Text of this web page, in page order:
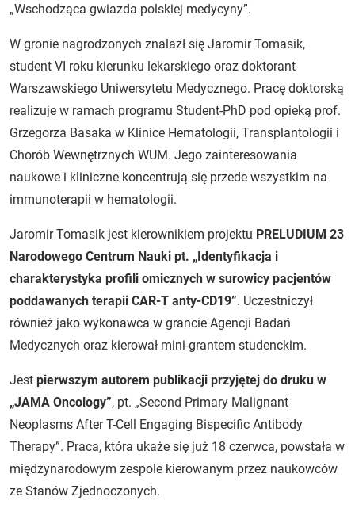
„Wschodząca gwiazda polskiej medycyny”.
W gronie nagrodzonych znalazł się Jaromir Tomasik,
student VI roku kierunku lekarskiego oraz doktorant
Warszawskiego Uniwersytetu Medycznego. Pracę doktorską
realizuje w ramach programu Student-PhD pod opieką prof.
Grzegorza Basaka w Klinice Hematologii, Transplantologii i
Chorób Wewnętrznych WUM. Jego zainteresowania
naukowe i kliniczne koncentrują się przede wszystkim na
immunoterapii w hematologii.
Jaromir Tomasik jest kierownikiem projektu PRELUDIUM 23
Narodowego Centrum Nauki pt. „Identyfikacja i
charakterystyka profili omicznych w surowicy pacjentów
poddawanych terapii CAR-T anty-CD19”. Uczestniczył
również jako wykonawca w grancie Agencji Badań
Medycznych oraz kierował mini-grantem studenckim.
Jest pierwszym autorem publikacji przyjętej do druku w
„JAMA Oncology”, pt. „Second Primary Malignant
Neoplasms After T-Cell Engaging Bispecific Antibody
Therapy”. Praca, która ukaże się już 18 czerwca, powstała w
międzynarodowym zespole kierowanym przez naukowców
ze Stanów Zjednoczonych.